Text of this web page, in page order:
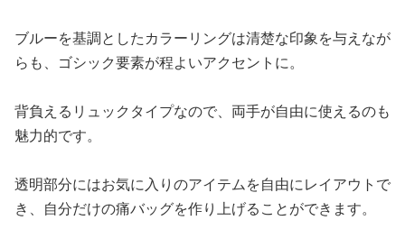
ブルーを基調としたカラーリングは清楚な印象を与えなが
らも、ゴシック要素が程よいアクセントに。
背負えるリュックタイプなので、両手が自由に使えるのも
魅力的です。
透明部分にはお気に入りのアイテムを自由にレイアウトで
き、自分だけの痛バッグを作り上げることができます。